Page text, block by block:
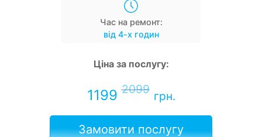
Час на ремонт:
від 4-х годин
Ціна за послугу:
11992099 грн.
Замовити послугу